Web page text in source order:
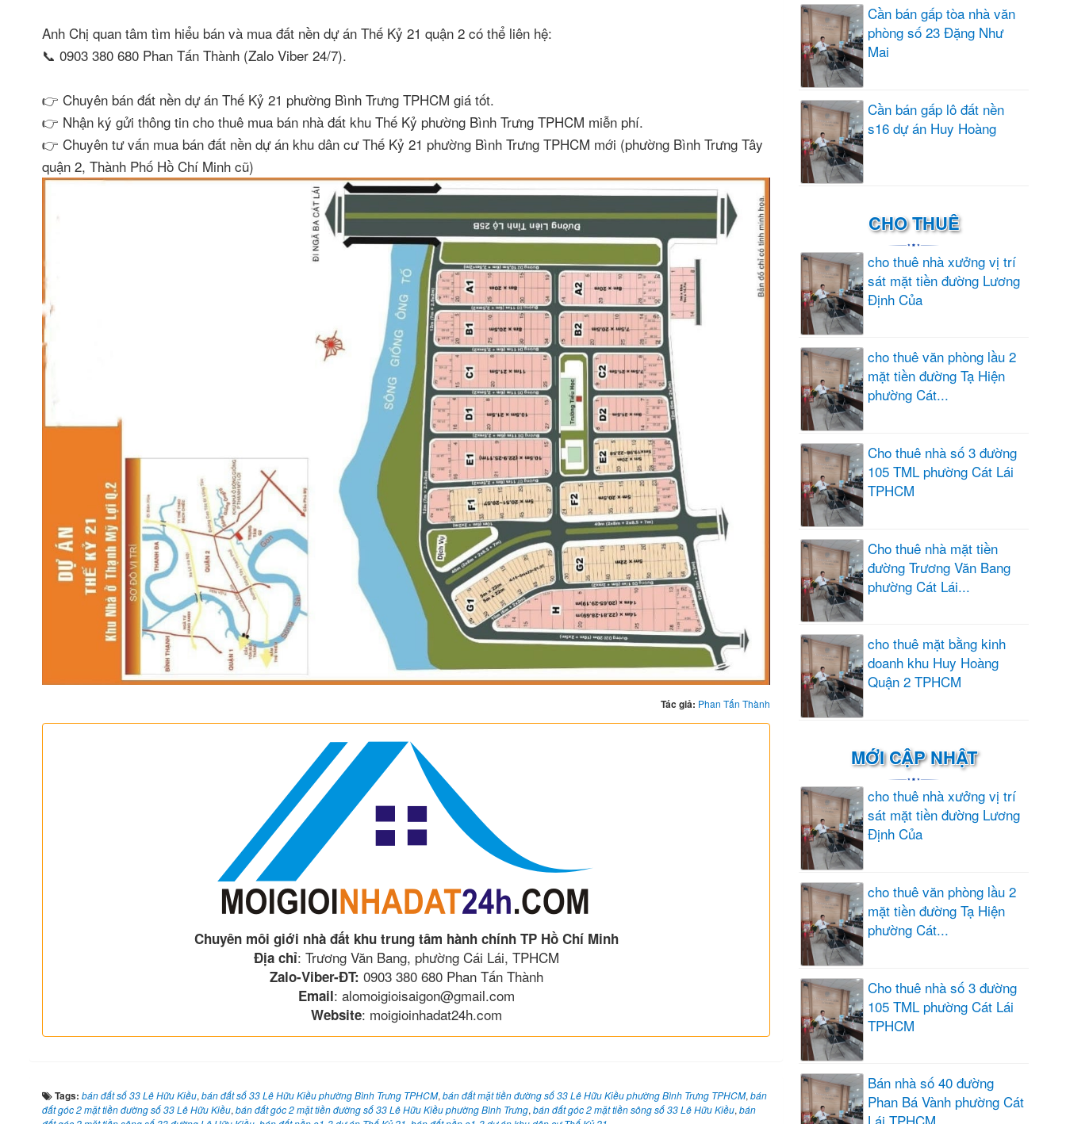
Anh Chị quan tâm tìm hiểu bán và mua đất nền dự án Thế Kỷ 21 quận 2 có thể liên hệ:
📞 0903 380 680 Phan Tấn Thành (Zalo Viber 24/7).
👉 Chuyên bán đất nền dự án Thế Kỷ 21 phường Bình Trưng TPHCM giá tốt.
👉 Nhận ký gửi thông tin cho thuê mua bán nhà đất khu Thế Kỷ phường Bình Trưng TPHCM miễn phí.
👉 Chuyên tư vấn mua bán đất nền dự án khu dân cư Thế Kỷ 21 phường Bình Trưng TPHCM mới (phường Bình Trưng Tây
quận 2, Thành Phố Hồ Chí Minh cũ)
Tác giả: Phan Tấn Thành
Chuyên môi giới nhà đất khu trung tâm hành chính TP Hồ Chí Minh
Địa chỉ: Trương Văn Bang, phường Cái Lái, TPHCM
Zalo-Viber-ĐT: 0903 380 680 Phan Tấn Thành
Email: alomoigioisaigon@gmail.com
Website: moigioinhadat24h.com
Tags: bán đất số 33 Lê Hữu Kiều, bán đất số 33 Lê Hữu Kiều phường Bình Trưng TPHCM, bán đất mặt tiền đường số 33 Lê Hữu Kiều phường Bình Trưng TPHCM, bán
đất góc 2 mặt tiền đường số 33 Lê Hữu Kiều, bán đất góc 2 mặt tiền đường số 33 Lê Hữu Kiều phường Bình Trưng, bán đất góc 2 mặt tiền sông số 33 Lê Hữu Kiều, bán
Cần bán gấp tòa nhà văn
phòng số 23 Đặng Như
Mai
Cần bán gấp lô đất nền
s16 dự án Huy Hoàng
CHO THUÊ
cho thuê nhà xưởng vị trí
sát mặt tiền đường Lương
Định Của
cho thuê văn phòng lầu 2
mặt tiền đường Tạ Hiện
phường Cát...
Cho thuê nhà số 3 đường
105 TML phường Cát Lái
TPHCM
Cho thuê nhà mặt tiền
đường Trương Văn Bang
phường Cát Lái...
cho thuê mặt bằng kinh
doanh khu Huy Hoàng
Quận 2 TPHCM
MỚI CẬP NHẬT
cho thuê nhà xưởng vị trí
sát mặt tiền đường Lương
Định Của
cho thuê văn phòng lầu 2
mặt tiền đường Tạ Hiện
phường Cát...
Cho thuê nhà số 3 đường
105 TML phường Cát Lái
TPHCM
Bán nhà số 40 đường
Phan Bá Vành phường Cát